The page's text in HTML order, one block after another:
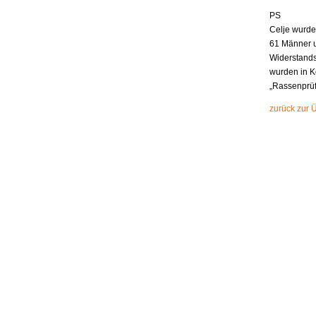
PS
Celje
61 Männer
wurden in
zurück zur